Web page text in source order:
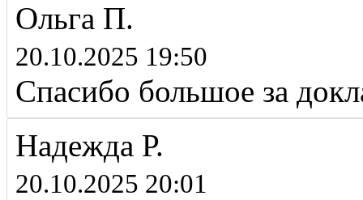
Ольга П.
20.10.2025 19:50
Спасибо большое за
Надежда Р.
20.10.2025 20:01